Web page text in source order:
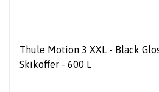
Thule Motion 3 XXL - Black
Skikoffer - 600 L